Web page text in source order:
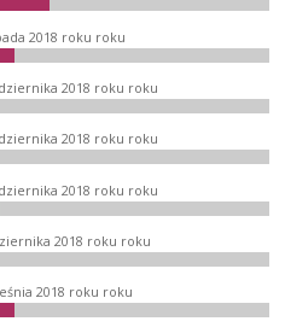
2018 roku roku
2018 roku roku
2018 roku roku
2018 roku roku
2018 roku roku
2018 roku roku